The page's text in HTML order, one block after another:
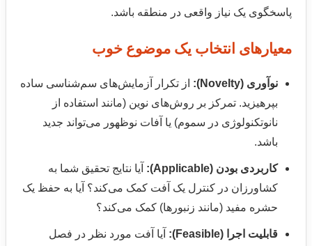
پاسخگوی یک نیاز واقعی در منطقه باشد.
معیارهای انتخاب یک موضوع خوب
نوآوری (Novelty):
از تکرار آزمایش‌های سم‌شناسی ساده
بپرهیزید. تمرکز بر روش‌های نوین (مانند استفاده از
نانوتکنولوژی در سموم) یا آفات نوظهور می‌تواند جدید
باشد.
کاربردی بودن (Applicable):
آیا نتایج تحقیق شما به
کشاورزان در کنترل یک آفت کمک می‌کند؟ آیا به حفظ یک
حشره مفید (مانند زنبورها) کمک می‌کند؟
قابلیت اجرا (Feasible):
آیا آفت مورد نظر در فصل